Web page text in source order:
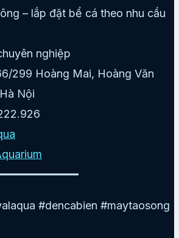
– lắp đặt bể cá theo nhu cầu
nghiệp
299 Hoàng Mai, Hoàng Văn
Nội
#dencabien #maytaosong